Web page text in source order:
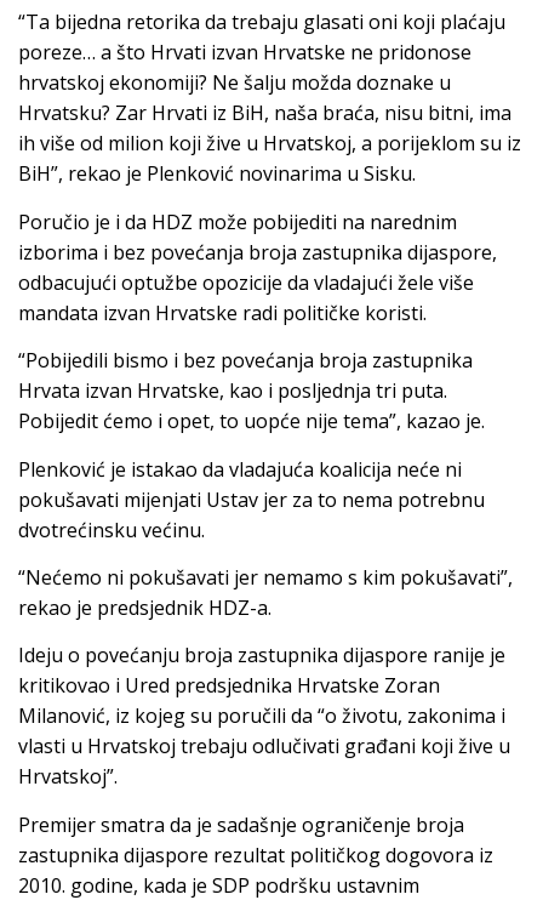
“Ta bijedna retorika da trebaju glasati oni koji plaćaju
poreze… a što Hrvati izvan Hrvatske ne pridonose
hrvatskoj ekonomiji? Ne šalju možda doznake u
Hrvatsku? Zar Hrvati iz BiH, naša braća, nisu bitni, ima
ih više od milion koji žive u Hrvatskoj, a porijeklom su iz
BiH”, rekao je Plenković novinarima u Sisku.
Poručio je i da HDZ može pobijediti na narednim
izborima i bez povećanja broja zastupnika dijaspore,
odbacujući optužbe opozicije da vladajući žele više
mandata izvan Hrvatske radi političke koristi.
“Pobijedili bismo i bez povećanja broja zastupnika
Hrvata izvan Hrvatske, kao i posljednja tri puta.
Pobijedit ćemo i opet, to uopće nije tema”, kazao je.
Plenković je istakao da vladajuća koalicija neće ni
pokušavati mijenjati Ustav jer za to nema potrebnu
dvotrećinsku većinu.
“Nećemo ni pokušavati jer nemamo s kim pokušavati”,
rekao je predsjednik HDZ-a.
Ideju o povećanju broja zastupnika dijaspore ranije je
kritikovao i Ured predsjednika Hrvatske Zoran
Milanović, iz kojeg su poručili da “o životu, zakonima i
vlasti u Hrvatskoj trebaju odlučivati građani koji žive u
Hrvatskoj”.
Premijer smatra da je sadašnje ograničenje broja
zastupnika dijaspore rezultat političkog dogovora iz
2010. godine, kada je SDP podršku ustavnim